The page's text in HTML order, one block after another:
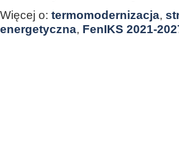
Więcej o: termomodernizacja,
energetyczna, FenIKS 2021-